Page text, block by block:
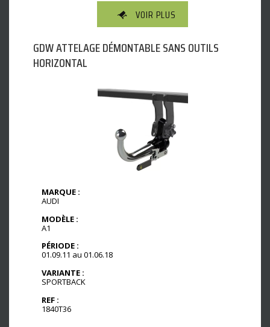
VOIR PLUS
GDW ATTELAGE DÉMONTABLE SANS OUTILS
HORIZONTAL
MARQUE :
AUDI
MODÈLE :
A1
PÉRIODE :
01.09.11 au 01.06.18
VARIANTE :
SPORTBACK
REF :
1840T36